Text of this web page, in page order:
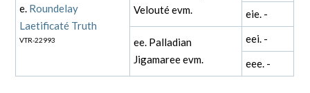
e. Roundelay
Laetificaté Truth
VTR-22993
Velouté evm.
eie. -
ee. Palladian
Jigamaree evm.
eei. -
eee. -